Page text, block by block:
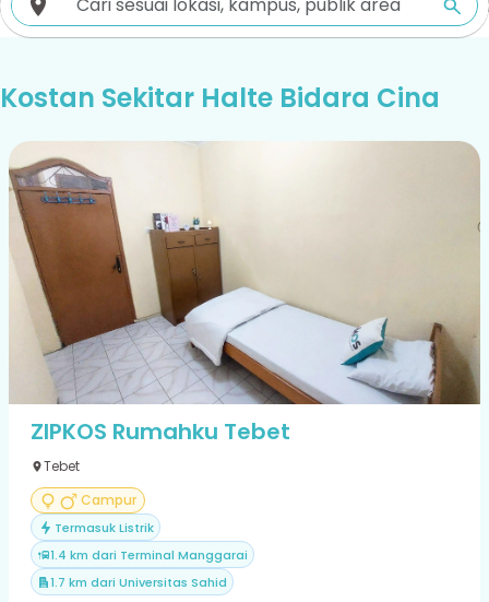
Kostan Sekitar Halte Bidara Cina
ZIPKOS Rumahku Tebet
Tebet
Campur
Termasuk Listrik
1.4 km dari Terminal Manggarai
1.7 km dari Universitas Sahid